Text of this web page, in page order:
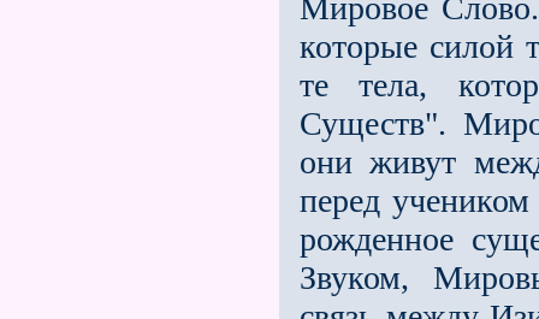
Мировое
которые силой
те тела,
Существ".
они живут
перед
рожденное
Звуком,